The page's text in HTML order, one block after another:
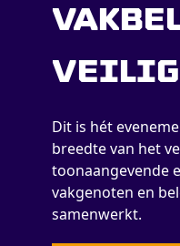
Dit is hét
breedte van het
toonaangevende
vakgenoten en
samenwerkt.